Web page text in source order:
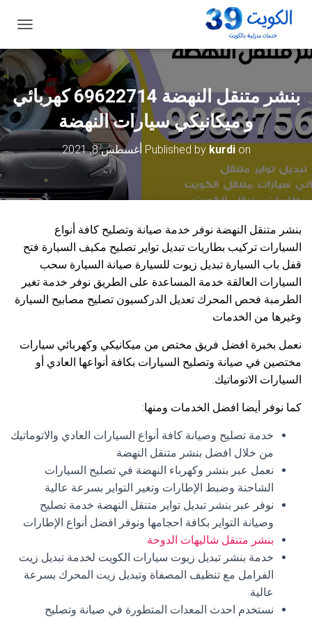
ب
د
ي
ل
ا
ل
ت
ق
بنشر متنقل النهضة 69622714‬ كهربائي
و ميكانيكي سيارات النهضة
Published by kurdion أغسطس 8, 2021
بنشر متنقل النهضة نوفر خدمة صيانة وتصليح كافة أنواع
السيارات تركيب بطاريات تبديل تواير تصليح مكيف السيارة فتح
قفل باب السيارة تبديل زيوت للسيارة صيانة السيارة سحب
السيارات العالقة خدمة المساعدة على الطريق نوفر خدمة تغير
الطرمبة فحص المحرك تعديل الدركسيون تصليح مصابيح السيارة
وغيرها من الخدمات
نعمل بخبرة افضل فريق مختص من ميكانيكي وكهربائي سيارات
مختصين في صيانة وتصليح السيارات بكافة أنواعها العادي أو
السيارات الاتوماتيك.
كما نوفر أيضا افضل الخدمات ومنها:
خدمة تصليح وصيانة كافة أنواع السيارات العادي والاتوماتيك
من خلال افضل بنشر متنقل النهضة
نعمل عبر بنشر وكهرباء النهضة في تصليح السيارات
الشاحنة وضبط الإطارات وتغير التواير بسرعة عالية
نوفر عبر بنشر تبديل تواير متنقل النهضة خدمة تصليح
وصيانة التواير بكافة احجامها ونوفر افضل أنواع الإطارات.
بنشر متنقل شاليهات الدوحة
خدمة بنشر تبديل زيوت سيارات الكويت لخدمة تبديل زيت
الفرامل مع تنظيف المصفاة وتبديل زيت المحرك بسرعة
عالية.
نستخدم احدث المعدات المتطورة في صيانة وتصليح